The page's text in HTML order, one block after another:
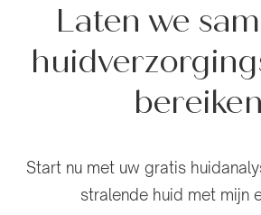
Laten we
Start nu met uw gratis
stralende huid met mijn